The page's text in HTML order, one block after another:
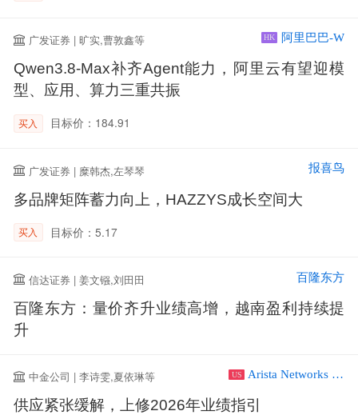
广发证券 | 旷实,曹敦鑫等 HK 阿里巴巴-W
Qwen3.8-Max补齐Agent能力，阿里云有望迎模
型、应用、算力三重共振
买入 目标价：184.91
广发证券 | 糜韩杰,左琴琴 报喜鸟
多品牌矩阵蓄力向上，HAZZYS成长空间大
买入 目标价：5.17
信达证券 | 姜文镪,刘田田 百隆东方
百隆东方：量价齐升业绩高增，越南盈利持续提
升
中金公司 | 李诗雯,夏依琳等 US Arista Networks Inc
供应紧张缓解，上修2026年业绩指引